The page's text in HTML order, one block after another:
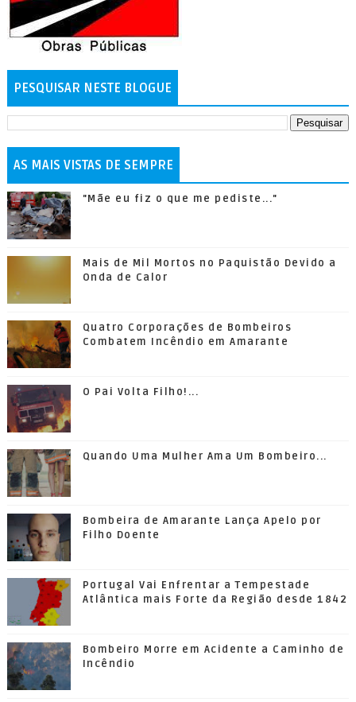
PESQUISAR NESTE BLOGUE
AS MAIS VISTAS DE SEMPRE
"Mãe eu fiz o que me pediste..."
Mais de Mil Mortos no Paquistão Devido a
Onda de Calor
Quatro Corporações de Bombeiros
Combatem Incêndio em Amarante
O Pai Volta Filho!...
Quando Uma Mulher Ama Um Bombeiro...
Bombeira de Amarante Lança Apelo por
Filho Doente
Portugal Vai Enfrentar a Tempestade
Atlântica mais Forte da Região desde 1842
Bombeiro Morre em Acidente a Caminho de
Incêndio